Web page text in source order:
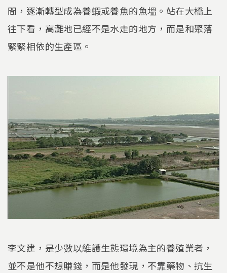
間，逐漸轉型成為養蝦或養魚的魚塭。站在大橋上
往下看，高灘地已經不是水走的地方，而是和聚落
緊緊相依的生產區。
李文建，是少數以維護生態環境為主的養殖業者，
並不是他不想賺錢，而是他發現，不靠藥物、抗生